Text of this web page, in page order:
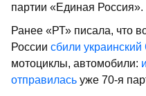
партии «Единая Россия».
Ранее «РТ» писала, что
России сбили
мотоциклы, автомобили:
отправилась уже 70-я